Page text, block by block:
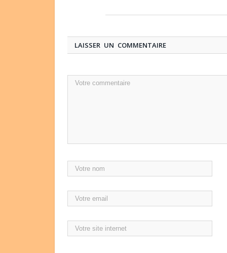
LAISSER UN COMMENTAIRE